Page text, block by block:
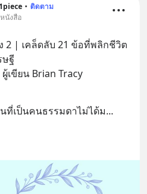
• ติดตาม
นังสือ
2 | เคล็ดลับ 21 ข้อที่พลิกชีวิต
ษฐี
เขียน Brian Tracy
ที่เป็นคนธรรมดาไม่ได้ม